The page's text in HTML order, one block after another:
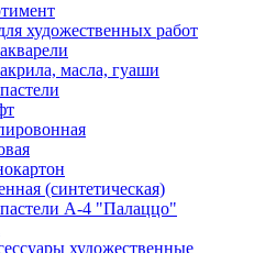
художественных работ
масла, гуаши
(синтетическая)
А-4 "Палаццо"
художественные